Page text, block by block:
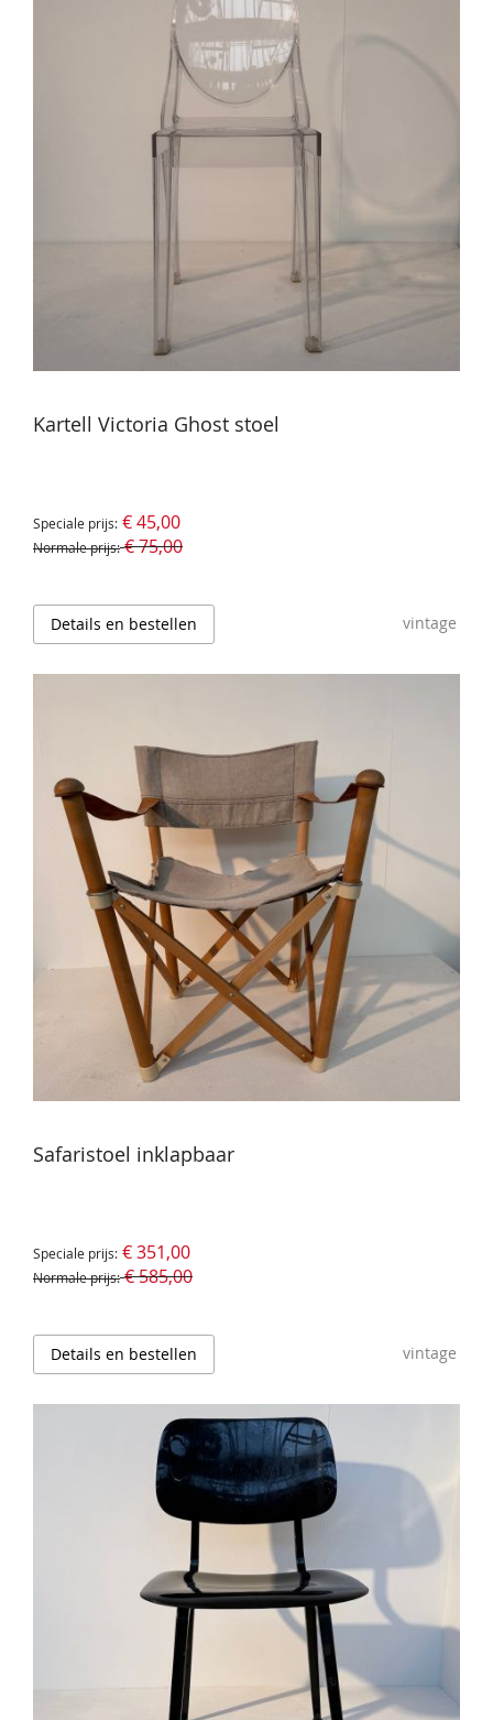
Kartell Victoria Ghost stoel
Speciale prijs € 45,00
Normale prijs € 75,00
Details en bestellen vintage
Safaristoel inklapbaar
Speciale prijs € 351,00
Normale prijs € 585,00
Details en bestellen vintage